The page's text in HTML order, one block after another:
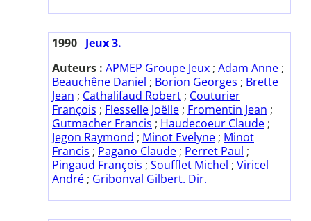
1990 Jeux 3.
Auteurs : APMEP Groupe Jeux ; Adam Anne ;
Beauchêne Daniel ; Borion Georges ; Brette
Jean ; Cathalifaud Robert ; Couturier
François ; Flesselle Joëlle ; Fromentin Jean ;
Gutmacher Francis ; Haudecoeur Claude ;
Jegon Raymond ; Minot Evelyne ; Minot
Francis ; Pagano Claude ; Perret Paul ;
Pingaud François ; Soufflet Michel ; Viricel
André ; Gribonval Gilbert. Dir.